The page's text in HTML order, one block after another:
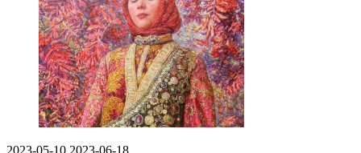
2023-05-10 2023-06-18